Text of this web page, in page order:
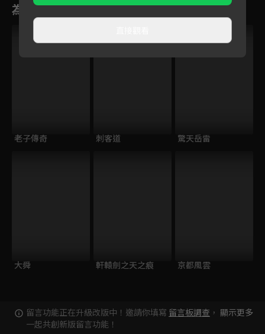
為您推薦
老子傳奇 刺客道 驚天岳雷
大舜 軒轅劍之天之痕 京都風雲
留言功能正在升級改版中！邀請你填寫 留言板調查 ，
一起共創新版留言功能！
顯示更多